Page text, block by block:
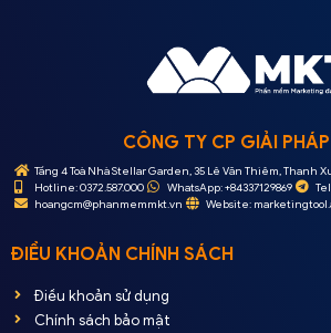
CÔNG TY CP GIẢI
Tầng 4 Toà Nhà Stellar Garden, 35 Lê Văn Thiêm, Thanh
Hotline: 0372.587.000
WhatsApp: +84337129869
hoangcm@phanmemmkt.vn
Website:
ĐIỀU KHOẢN CHÍNH SÁCH
Điều khoản sử dụng
Chính sách bảo mật